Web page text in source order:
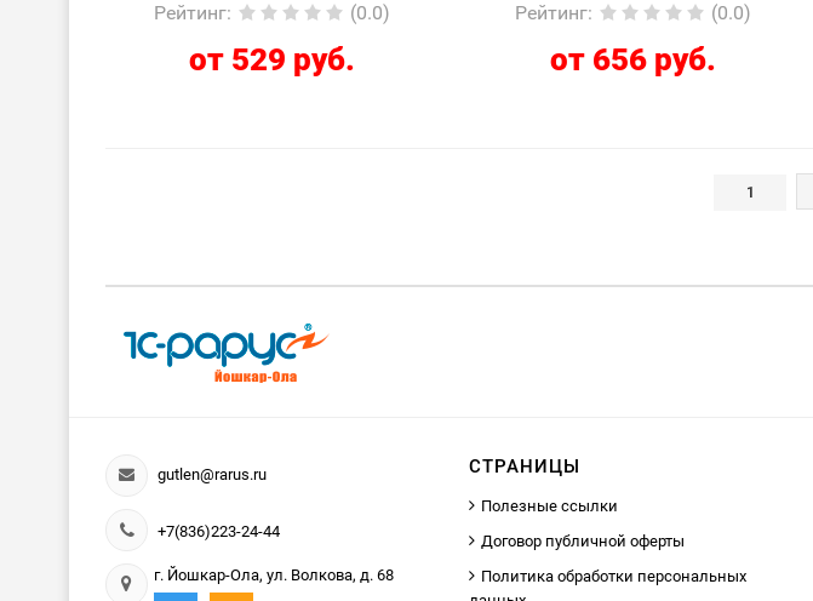
Рейтинг: (0.0)
от 529 руб.
Рейтинг: (0.0)
от 656 руб.
1
gutlen@rarus.ru
+7(836)223-24-44
г. Йошкар-Ола, ул. Волкова, д. 68
СТРАНИЦЫ
Полезные ссылки
Договор публичной оферты
Политика обработки персональных